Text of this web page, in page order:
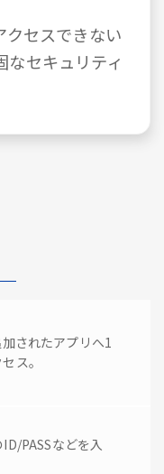
クセスできない
なセキュリティ
されたアプリへ1
ス。
PASSなどを入